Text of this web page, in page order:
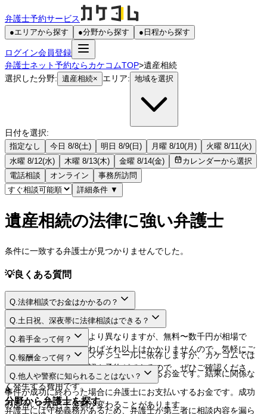
弁護士予約サービス
●エリアから探す ●分野から探す ● 日程から探す
ログイン会員登録
弁護士ネット予約ならカケコムTOP>遺産相続
選択した分野: 遺産相続× エリア: 地域を選択
日付を選択:
指定なし 今日 8/8(土) 明日 8/9(日) 月曜 8/10(月)
火曜 8/11(火)
水曜 8/12(水)
木曜 8/13(木) 金曜 8/14(金)
カレンダーから選択
電話相談
オンライン
事務所訪問
詳細条件 ▼
遺産相続の法律に強い弁護士
条件に一致する弁護士が見つかりませんでした。
💡良くある質問
Q.法律相談でお金はかかるの？
A.
法律相談料は弁護士により異なりますが、無料〜数千円が相場で
す。相談するだけであればそれ以上はかかりませんので、気軽にご
利用してください。
Q.土日祝、深夜帯に法律相談はできる？
A.
日程や時間は弁護士のスケジュールに依存しますが、カケコムでは
ネットから空き枠の確認や予約ができるので、ぜひご確認くださ
い。
Q.着手金って何？
A.
弁護士に事件を依頼する際にお支払いするお金です。結果に関係な
く発生する費用です。
Q.報酬金って何？
A.
事件が成功に終わった場合に弁護士にお支払いするお金です。成功
の度合いに応じて金額が変わることがあります。
Q.他人や警察に知られることはない？
A.
弁護士には守秘義務があるため、弁護士が第三者に相談内容を漏ら
分野から弁護士を探す